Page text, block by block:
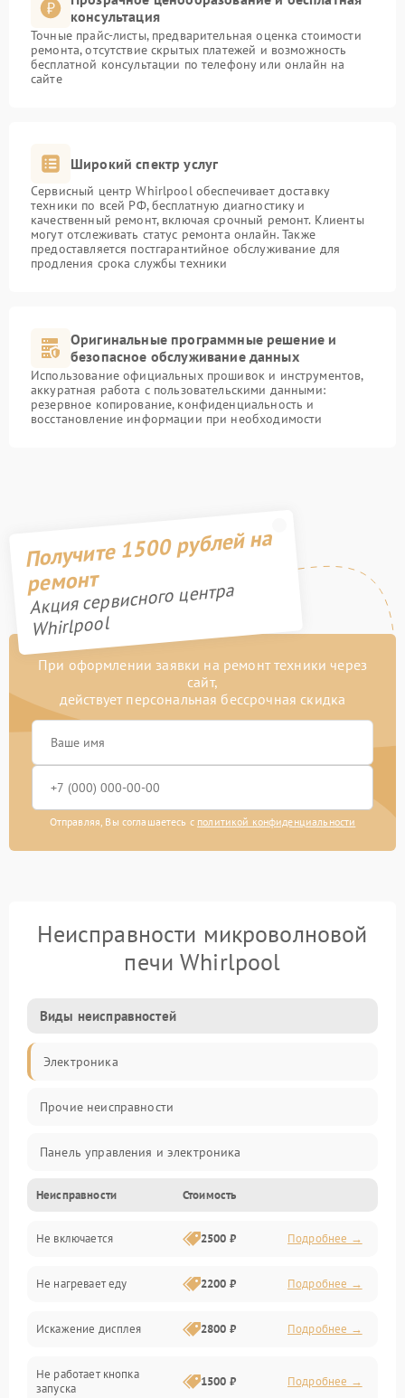
консультация
Точные прайс-листы, предварительная оценка стоимости
ремонта, отсутствие скрытых платежей и возможность
бесплатной консультации по телефону или онлайн на
сайте
Широкий спектр услуг
Сервисный центр Whirlpool обеспечивает доставку
техники по всей РФ, бесплатную диагностику и
качественный ремонт, включая срочный ремонт. Клиенты
могут отслеживать статус ремонта онлайн. Также
предоставляется постгарантийное обслуживание для
продления срока службы техники
Оригинальные программные решение и
безопасное обслуживание данных
Использование официальных прошивок и инструментов,
аккуратная работа с пользовательскими данными:
резервное копирование, конфиденциальность и
восстановление информации при необходимости
Получите 1500 рублей на
ремонт
Акция сервисного центра
Whirlpool
При оформлении заявки на ремонт техники через
сайт,
действует персональная бессрочная скидка
Отправляя, Вы соглашаетесь с политикой конфиденциальности
Неисправности микроволновой
печи Whirlpool
Виды неисправностей
Электроника
Прочие неисправности
Панель управления и электроника
Дверца и корпус
Механика и внутренние элементы
Механические повреждения
Питание и запуск
Нагрев и приготовление
Неисправности Стоимость
Не включается 2500 ₽ Подробнее →
Не нагревает еду 2200 ₽ Подробнее →
Искажение дисплея 2800 ₽ Подробнее →
Не работает кнопка
запуска
1500 ₽ Подробнее →